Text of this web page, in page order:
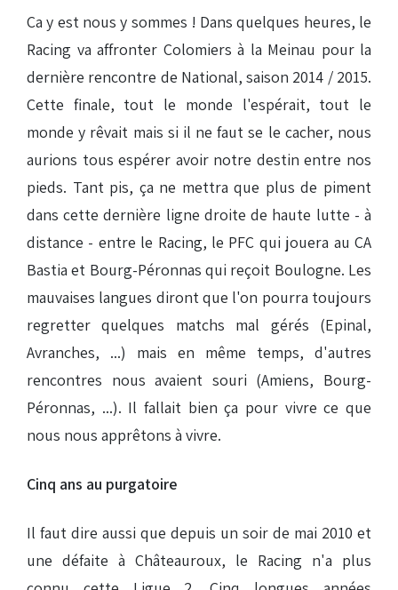
Ca y est nous y sommes ! Dans quelques heures, le
Racing va affronter Colomiers à la Meinau pour la
dernière rencontre de National, saison 2014 / 2015.
Cette finale, tout le monde l'espérait, tout le
monde y rêvait mais si il ne faut se le cacher, nous
aurions tous espérer avoir notre destin entre nos
pieds. Tant pis, ça ne mettra que plus de piment
dans cette dernière ligne droite de haute lutte - à
distance - entre le Racing, le PFC qui jouera au CA
Bastia et Bourg-Péronnas qui reçoit Boulogne. Les
mauvaises langues diront que l'on pourra toujours
regretter quelques matchs mal gérés (Epinal,
Avranches, ...) mais en même temps, d'autres
rencontres nous avaient souri (Amiens, Bourg-
Péronnas, ...). Il fallait bien ça pour vivre ce que
nous nous apprêtons à vivre.
Cinq ans au purgatoire
Il faut dire aussi que depuis un soir de mai 2010 et
une défaite à Châteauroux, le Racing n'a plus